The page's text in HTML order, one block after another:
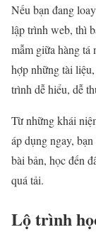
Nếu bạn đang
lập trình web, thì
mẫm giữa hàng
hợp những tài
trình dễ hiểu, dễ
Từ những khái
áp dụng ngay,
bài bản, học đến
quá tải.
Lộ trình